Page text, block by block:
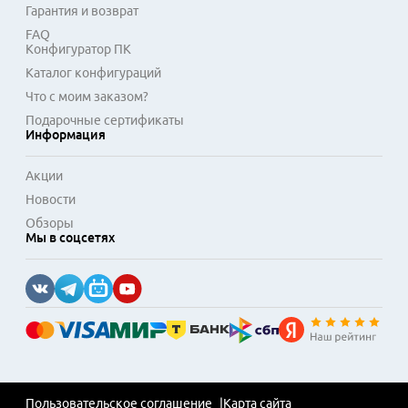
Гарантия и возврат
FAQ
Конфигуратор ПК
Каталог конфигураций
Что с моим заказом?
Подарочные сертификаты
Информация
Акции
Новости
Обзоры
Мы в соцсетях
Пользовательское соглашение Карта сайта